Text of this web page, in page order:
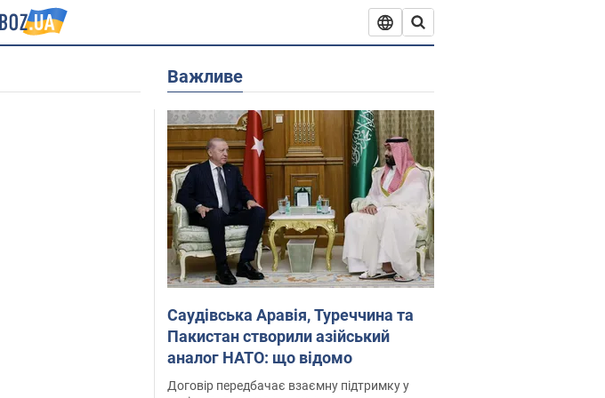
Важливе
Саудівська Аравія, Туреччина та
Пакистан створили азійський
аналог НАТО: що відомо
Договір передбачає взаємну підтримку у